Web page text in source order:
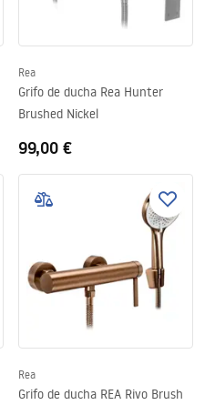
Rea
Grifo de ducha Rea Hunter
Brushed Nickel
99,00 €
Rea
Grifo de ducha REA Rivo Brush